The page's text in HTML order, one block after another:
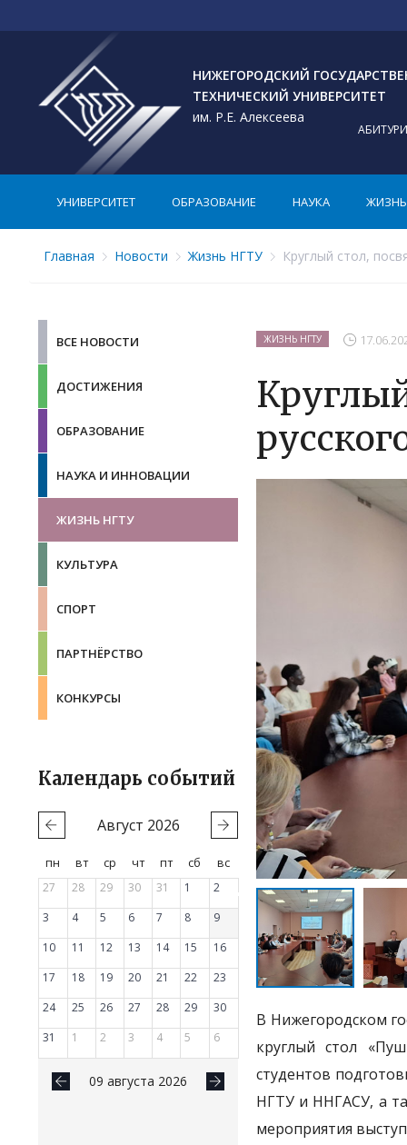
НИЖЕГОРОДСКИЙ
ТЕХНИЧЕСКИЙ УНИВЕРСИТЕТ
им. Р.Е. Алексеева
УНИВЕРСИТЕТ ОБРАЗОВАНИЕ НАУКА ЖИЗНЬ
Главная Новости Жизнь НГТУ Круглый стол,
ВСЕ НОВОСТИ
ДОСТИЖЕНИЯ
ОБРАЗОВАНИЕ
НАУКА И ИННОВАЦИИ
ЖИЗНЬ НГТУ
КУЛЬТУРА
СПОРТ
ПАРТНЁРСТВО
КОНКУРСЫ
Календарь событий
Август 2026
пн вт ср чт пт сб
вс
27
28 29 30 31 1
2
3
4 5 6 7 8
9
10
11 12 13 14 15
16
17
18 19 20 21 22
23
24
25 26 27 28 29
30
31
1 2 3 4 5 6
09 августа 2026
ЖИЗНЬ НГТУ
В Нижегородском
круглый стол
студентов
НГТУ и ННГАСУ, а
мероприятия